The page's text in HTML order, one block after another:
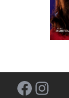
Facebook Instagram